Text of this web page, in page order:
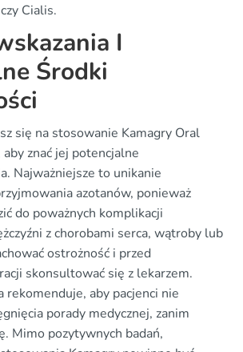
Cialis.
I
Środki
się na stosowanie Kamagry Oral
znać jej potencjalne
Najważniejsze to unikanie
azotanów, ponieważ
do poważnych komplikacji
z chorobami serca, wątroby lub
ostrożność i przed
skonsultować się z lekarzem.
rekomenduje, aby pacjenci nie
porady medycznej, zanim
Mimo pozytywnych badań,